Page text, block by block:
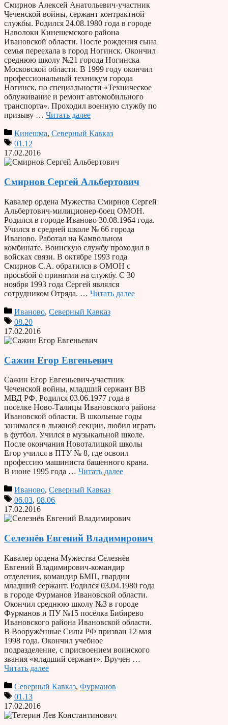
Смирнов Алексей Анатольевич-участник
Чеченской войны, сержант контрактной
службы. Родился 24.08.1980 года в городе
Наволоки Кинешемского района
Ивановской области. После рождения сына
семья переехала в город Ногинск. Окончил
среднюю школу №21 города Ногинска
Московской области. В 1999 году окончил
профессиональный техникум города
Ногинск, по специальности «Техническое
облуживание и ремонт автомобильного
транспорта». Проходил военную службу по
призыву … Читать далее
Кинешма, Северный Кавказ
01.12
17.02.2016
Смирнов Сергей Альбертович
Кавалер ордена Мужества Смирнов Сергей
Альбертович-милиционер-боец ОМОН.
Родился в городе Иваново 30.08.1964 года.
Учился в средней школе № 66 города
Иваново. Работал на Камвольном
комбинате. Воинскую службу проходил в
войсках связи. В октябре 1993 года
Смирнов С.А. обратился в ОМОН с
просьбой о принятии на службу. С 30
ноября 1993 года Сергей являлся
сотрудником Отряда. … Читать далее
Иваново, Северный Кавказ
08.20
17.02.2016
Сажин Егор Евгеньевич
Сажин Егор Евгеньевич-участник
Чеченской войны, младший сержант ВВ
МВД РФ. Родился 03.06.1977 года в
поселке Ново-Талицы Ивановского района
Ивановской области. В школьные годы
занимался в лыжной секции, любил играть
в футбол. Учился в музыкальной школе.
После окончания Новоталицкой школы
Егор учился в ПТУ № 8, где освоил
профессию машиниста башенного крана.
В июне 1995 года … Читать далее
Иваново, Северный Кавказ
06.03, 08.06
17.02.2016
Селезнёв Евгений Владимирович
Кавалер ордена Мужества Селезнёв
Евгений Владимирович-командир
отделения, командир БМП, гвардии
младший сержант. Родился 03.04.1980 года
в городе Фурманов Ивановской области.
Окончил среднюю школу №3 в городе
Фурманов и ПУ №15 посёлка Бибирево
Ивановского района Ивановской области.
В Вооружённые Силы РФ призван 12 мая
1998 года. Окончил учебное
подразделение, с присвоением воинского
звания «младший сержант». Вручен …
Читать далее
Северный Кавказ, Фурманов
01.13
17.02.2016